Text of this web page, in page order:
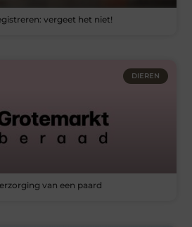
vergeet het niet!
DIEREN
van een paard